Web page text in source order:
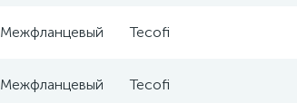
Межфланцевый Tecofi
Межфланцевый Tecofi